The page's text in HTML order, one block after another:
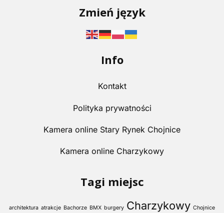
Zmień język
Info
Kontakt
Polityka prywatności
Kamera online Stary Rynek Chojnice
Kamera online Charzykowy
Tagi miejsc
architektura atrakcje Bachorze BMX burgery Charzykowy Chojnice